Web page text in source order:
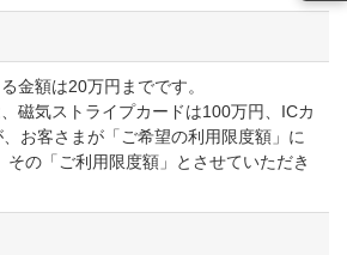
金額は20万円までです。
磁気ストライプカードは100万円、ICカ
お客さまが「ご希望の利用限度額」に
その「ご利用限度額」とさせていただき